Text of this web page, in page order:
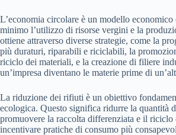
L’economia circolare è un modello
minimo l’utilizzo di risorse vergini e la
ottiene attraverso diverse strategie, come la
più duraturi, riparabili e riciclabili, la
riciclo dei materiali, e la creazione di filiere
un’impresa diventano le materie prime di
La riduzione dei rifiuti è un obiettivo
ecologica. Questo significa ridurre la quantità
promuovere la raccolta differenziata e il riciclo
incentivare pratiche di consumo più